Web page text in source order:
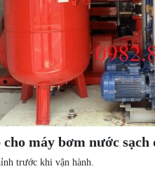
máy bơm nước sạch
trước khi vận hành.